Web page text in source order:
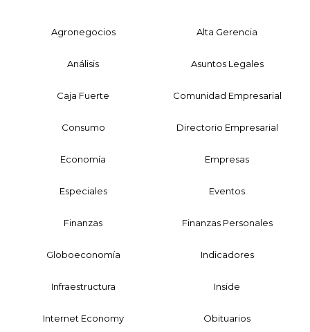
Agronegocios Alta Gerencia
Análisis Asuntos Legales
Caja Fuerte Comunidad Empresarial
Consumo Directorio Empresarial
Economía Empresas
Especiales Eventos
Finanzas Finanzas Personales
Globoeconomía Indicadores
Infraestructura Inside
Internet Economy Obituarios